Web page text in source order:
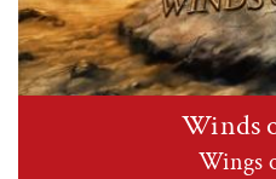
Winds
Wings